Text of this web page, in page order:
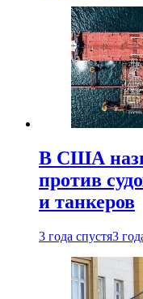
В США
против
и танкеров
3 года спустя3